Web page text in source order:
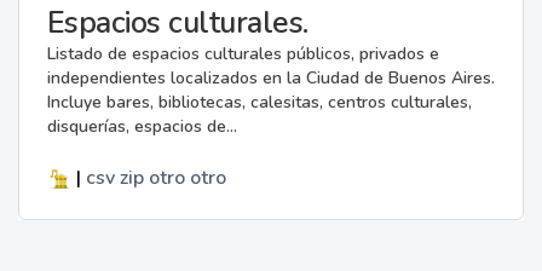
Espacios culturales.
Listado de espacios culturales públicos, privados e
independientes localizados en la Ciudad de Buenos Aires.
Incluye bares, bibliotecas, calesitas, centros culturales,
disquerías, espacios de...
| csv zip otro otro